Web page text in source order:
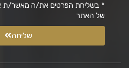
* בשליחת הפרטים את/ה מאשר/ת
של האתר
שליחה